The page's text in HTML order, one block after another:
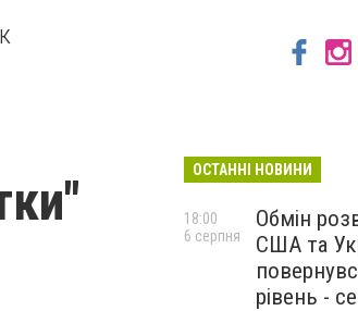
ОСТАННІ НОВИНИ
Обмін
США та
рівень -
18:00
6 серпня